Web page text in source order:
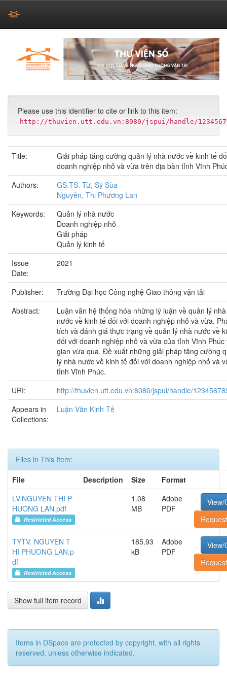
navigation
Please use this identifier to cite or link to this item:
http://thuvien.utt.edu.vn:8080/jspui/handle/
Title:
Giải pháp tăng cường quản lý nhà nước về kinh tế
doanh nghiệp nhỏ và vừa trên địa bàn tỉnh Vĩnh
Authors:
GS.TS. Từ, Sỹ Sùa
Nguyễn, Thị Phương Lan
Keywords:
Quản lý nhà nước
Doanh nghiệp nhỏ
Giải pháp
Quản lý kinh tế
Issue
Date:
2021
Publisher:
Trường Đại học Công nghệ Giao thông vận tải
Abstract:
Luận văn hệ thống hóa những lý luận về quản lý nhà
nước về kinh tế đối với doanh nghiệp nhỏ và vừa.
tích và đánh giá thực trạng về quản lý nhà nước về
đối với doanh nghiệp nhỏ và vừa của tỉnh Vĩnh Phúc
gian vừa qua. Đề xuất những giải pháp tăng cường
lý nhà nước về kinh tế đối với doanh nghiệp nhỏ và
tỉnh Vĩnh Phúc.
URI:
http://thuvien.utt.edu.vn:8080/jspui/handle/
Appears in
Collections:
Luận Văn Kinh Tế
Files in This Item:
File
Description Size
Format
LV.NGUYEN THI P
HUONG LAN.pdf
Restricted Access
1.08
MB
Adobe
PDF
View/
TYTV. NGUYEN T
HI PHUONG LAN.p
df
Restricted Access
185.93
kB
Adobe
PDF
View/
Show full item record
Items in DSpace are protected by copyright, with all rights
reserved, unless otherwise indicated.